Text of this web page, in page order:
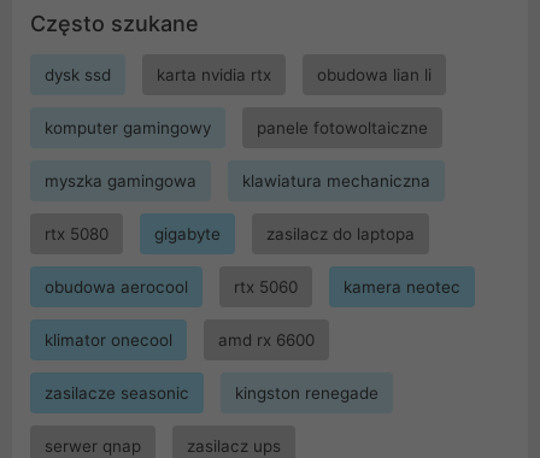
Często szukane
dysk ssd karta nvidia rtx obudowa lian li
komputer gamingowy panele fotowoltaiczne
myszka gamingowa klawiatura mechaniczna
rtx 5080 gigabyte zasilacz do laptopa
obudowa aerocool rtx 5060 kamera neotec
klimator onecool amd rx 6600
zasilacze seasonic kingston renegade
serwer qnap zasilacz ups